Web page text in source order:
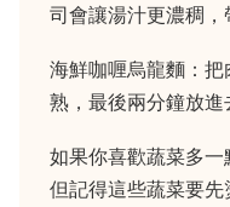
司會讓湯汁更濃稠，
海鮮咖喱烏龍麵：
熟，最後兩分鐘放進
如果你喜歡蔬菜多一
但記得這些蔬菜要先